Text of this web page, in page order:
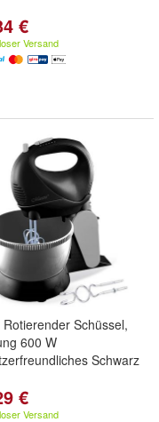
€
Versand
Rotierender Schüssel,
600 W
Schwarz
€
Versand